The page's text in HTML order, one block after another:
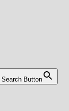
Search Button